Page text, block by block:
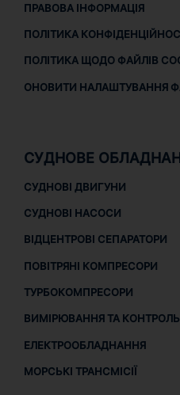
ПРАВОВА ІНФОРМАЦІЯ
ПОЛІТИКА
ПОЛІТИКА ЩОДО ФАЙЛІВ
ОНОВИТИ НАЛАШТУВАННЯ
СУДНОВЕ
СУДНОВІ ДВИГУНИ
СУДНОВІ НАСОСИ
ВІДЦЕНТРОВІ СЕПАРАТОРИ
ПОВІТРЯНІ КОМПРЕСОРИ
ТУРБОКОМПРЕСОРИ
ВИМІРЮВАННЯ ТА КОНТРОЛЬ
ЕЛЕКТРООБЛАДНАННЯ
МОРСЬКІ ТРАНСМІСІЇ